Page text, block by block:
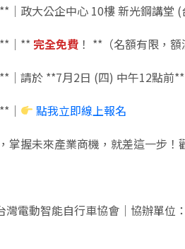
**｜政大公企中心 10樓 新光鋼講堂
**｜** 完全免費 ！ **（名額有限，額
**｜請於 **7月2日 (四) 中午12點前
**｜
點我立即線上報名
掌握未來產業商機，就差這一步
灣電動智能自行車協會｜協辦單位